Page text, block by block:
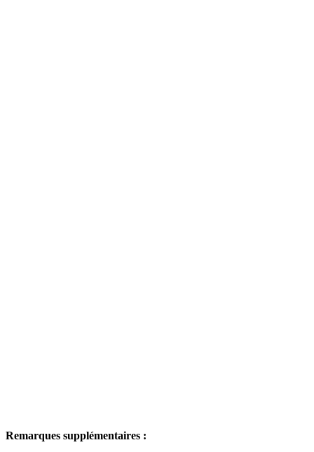
Remarques supplémentaires :